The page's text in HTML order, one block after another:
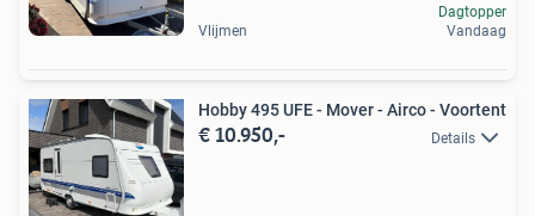
Vlijmen
Dagtopper
Vandaag
Hobby 495 UFE - Mover - Airco - Voortent
€ 10.950,- Details